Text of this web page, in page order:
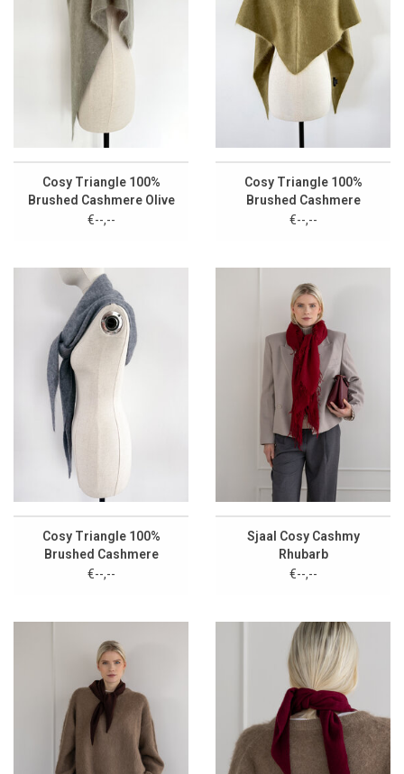
Cosy Triangle 100%
Brushed Cashmere Olive
€--,--
Cosy Triangle 100%
Brushed Cashmere
Forest
€--,--
Cosy Triangle 100%
Brushed Cashmere
Feather
€--,--
Sjaal Cosy Cashmy
Rhubarb
€--,--